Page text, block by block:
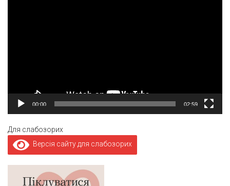
00:00 02:59
Для слабозорих
Версія сайту для слабозорих